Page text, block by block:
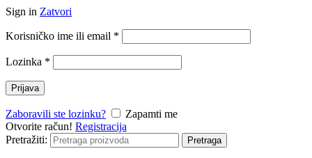
Sign in Zatvori
Korisničko ime ili email *
Lozinka *
Prijava
Zaboravili ste lozinku?
Zapamti me
Otvorite račun! Registracija
Pretražiti:
Pretraga